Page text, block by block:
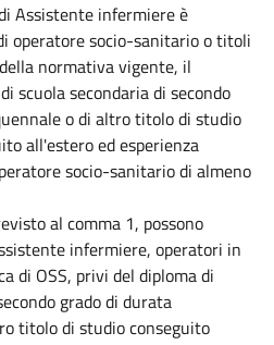
Assistente infermiere è
operatore socio-sanitario o titoli
normativa vigente, il
scuola secondaria di secondo
o di altro titolo di studio
all'estero ed esperienza
socio-sanitario di almeno
al comma 1, possono
infermiere, operatori in
di OSS, privi del diploma di
grado di durata
titolo di studio conseguito